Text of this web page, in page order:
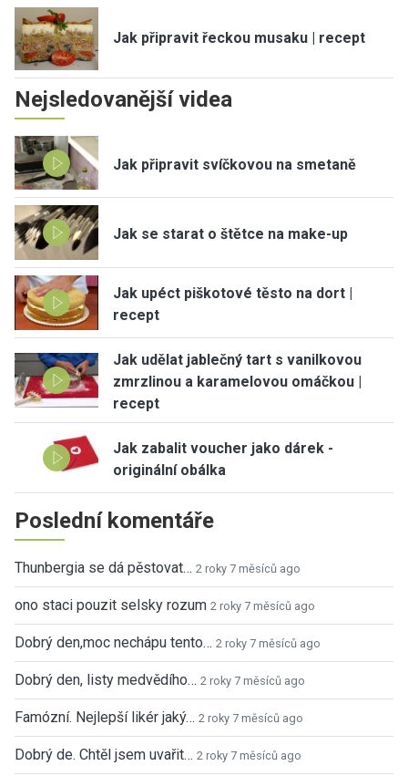
Jak připravit řeckou musaku | recept
Nejsledovanější videa
Jak připravit svíčkovou na smetaně
Jak se starat o štětce na make-up
Jak upéct piškotové těsto na dort |
recept
Jak udělat jablečný tart s vanilkovou
zmrzlinou a karamelovou omáčkou |
recept
Jak zabalit voucher jako dárek -
originální obálka
Poslední komentáře
Thunbergia se dá pěstovat… 2 roky 7 měsíců ago
ono staci pouzit selsky rozum 2 roky 7 měsíců ago
Dobrý den,moc nechápu tento… 2 roky 7 měsíců ago
Dobrý den, listy medvědího… 2 roky 7 měsíců ago
Famózní. Nejlepší likér jaký… 2 roky 7 měsíců ago
Dobrý de. Chtěl jsem uvařit… 2 roky 7 měsíců ago